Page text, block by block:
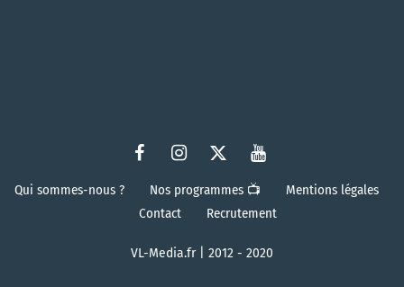
Qui sommes-nous ? Nos programmes 📺
Mentions légales
Contact
Recrutement
VL-Media.fr | 2012 - 2020